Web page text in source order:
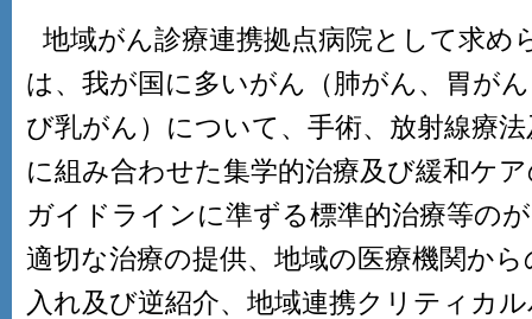
地域がん診療連携拠点病院として求め
は、我が国に多いがん（肺がん、胃が
び乳がん）について、手術、放射線療
に組み合わせた集学的治療及び緩和ケ
ガイドラインに準ずる標準的治療等の
適切な治療の提供、地域の医療機関か
入れ及び逆紹介、地域連携クリティカ